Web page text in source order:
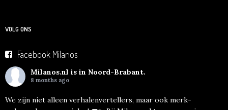
VOLG ONS
Facebook Milanos
Milanos.nl is in Noord-Brabant.
8 months ago
We zijn niet alleen verhalenvertellers, maar ook merk-